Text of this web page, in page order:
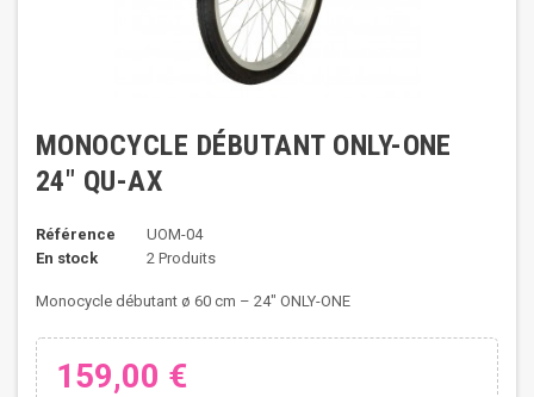
MONOCYCLE DÉBUTANT ONLY-ONE
24" QU-AX
Référence
UOM-04
En stock
2 Produits
Monocycle débutant ø 60 cm – 24" ONLY-ONE
159,00 €